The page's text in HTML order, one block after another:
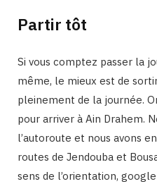
Partir tôt
Si vous comptez passer la
même, le mieux est de
pleinement de la journée.
pour arriver à Ain Drahem.
l’autoroute et nous avons
routes de Jendouba et
sens de l’orientation,